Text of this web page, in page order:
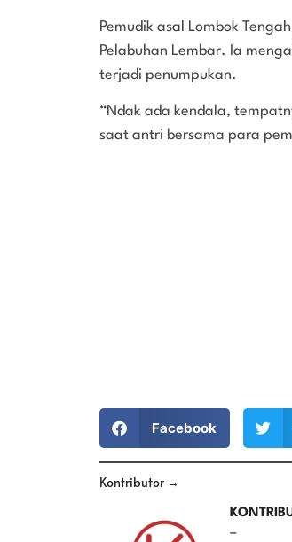
Pemudik asal Lombok
Pelabuhan Lembar. Ia
terjadi penumpukan.
“Ndak ada kendala,
saat antri bersama para
Facebook
Kontributor →
–